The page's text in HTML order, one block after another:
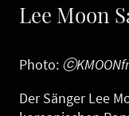
Lee Moon
Photo:
Der Sänger Lee